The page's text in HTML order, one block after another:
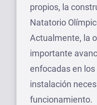
propios, la
Natatorio
Actualmente, la
importante
enfocadas en
instalación
funcionamiento.